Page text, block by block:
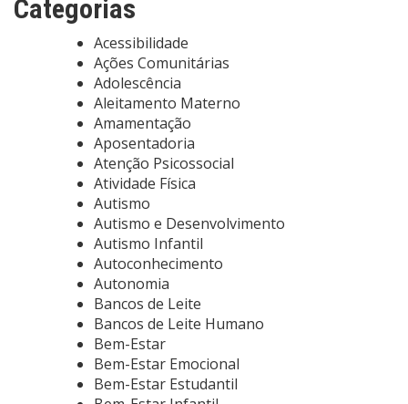
Categorias
Acessibilidade
Ações Comunitárias
Adolescência
Aleitamento Materno
Amamentação
Aposentadoria
Atenção Psicossocial
Atividade Física
Autismo
Autismo e Desenvolvimento
Autismo Infantil
Autoconhecimento
Autonomia
Bancos de Leite
Bancos de Leite Humano
Bem-Estar
Bem-Estar Emocional
Bem-Estar Estudantil